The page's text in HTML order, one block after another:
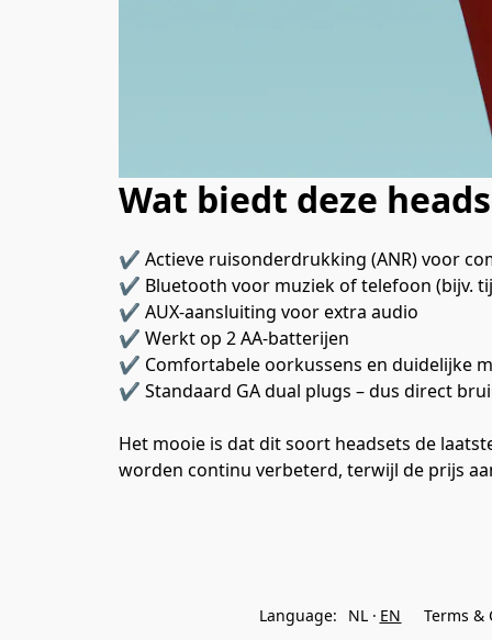
Wat biedt deze
✔ Actieve ruisonderdrukking (ANR) voor
✔ Bluetooth voor muziek of telefoon (bijv.
✔ AUX-aansluiting voor extra audio
✔ Werkt op 2 AA-batterijen
✔ Comfortabele oorkussens en duidelijke
✔ Standaard GA dual plugs – dus direct
Het mooie is dat dit soort headsets de
worden continu verbeterd, terwijl de prijs
Language:
NL EN Terms &